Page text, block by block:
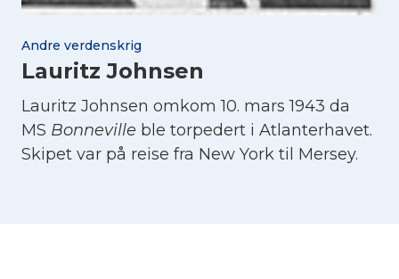
Andre verdenskrig
Lauritz Johnsen
Lauritz Johnsen omkom 10. mars 1943 da
MS Bonneville ble torpedert i Atlanterhavet.
Skipet var på reise fra New York til Mersey.